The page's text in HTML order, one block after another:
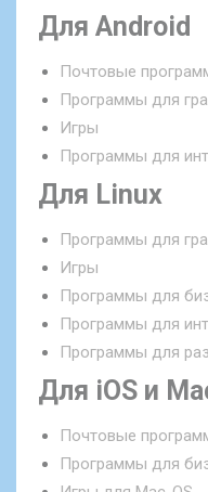
Для Android
Почтовые
Программы для
Игры
Программы для
Для Linux
Программы для
Игры
Программы для
Программы для
Программы для
Для iOS и
Почтовые
Программы для